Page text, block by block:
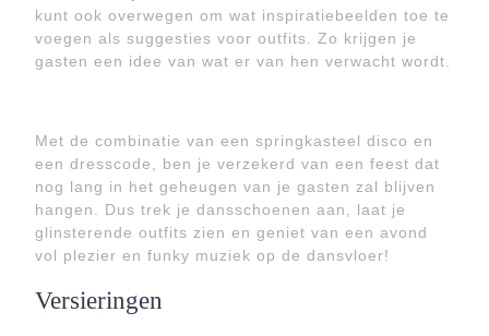
kunt ook overwegen om wat inspiratiebeelden toe te
voegen als suggesties voor outfits. Zo krijgen je
gasten een idee van wat er van hen verwacht wordt.
Met de combinatie van een springkasteel disco en
een dresscode, ben je verzekerd van een feest dat
nog lang in het geheugen van je gasten zal blijven
hangen. Dus trek je dansschoenen aan, laat je
glinsterende outfits zien en geniet van een avond
vol plezier en funky muziek op de dansvloer!
Versieringen